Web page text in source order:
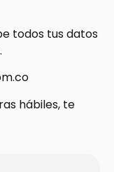
todos tus datos
hábiles, te